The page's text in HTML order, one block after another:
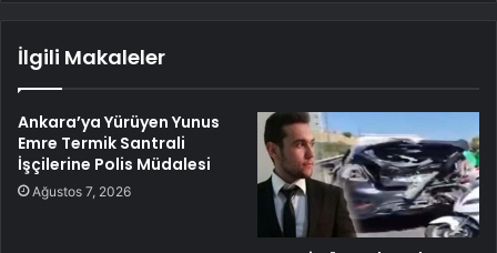
İlgili Makaleler
Ankara’ya Yürüyen Yunus
Emre Termik Santrali
İşçilerine Polis Müdalesi
Ağustos 7, 2026